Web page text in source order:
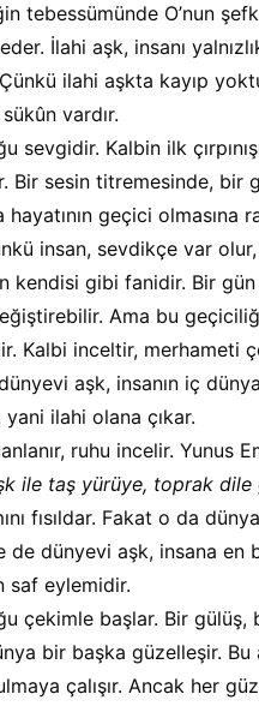
tebessümünde O’nun
İlahi aşk, insanı
ilahi aşkta kayıp
vardır.
sevgidir. Kalbin ilk
Bir sesin titremesinde, bir
hayatının geçici
insan, sevdikçe var
kendisi gibi fanidir. Bir
Ama bu
Kalbi inceltir, merhameti
aşk, insanın iç
ilahi olana çıkar.
ruhu incelir. Yunus
ile taş yürüye, toprak dile
fısıldar. Fakat o da
de dünyevi aşk, insana en
saf eylemidir.
çekimle başlar. Bir gülüş,
bir başka güzelleşir. Bu
çalışır. Ancak her